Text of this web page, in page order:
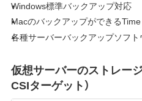
Windows標準バックアップ対応
Macのバックアップができる
各種サーバーバックアップソフ
仮想サーバーのストレー
CSIターゲット）